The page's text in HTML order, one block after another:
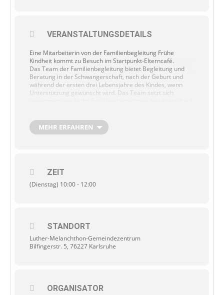
VERANSTALTUNGSDETAILS
Eine Mitarbeiterin von der Familienbegleitung Frühe
Kindheit kommt zu Besuch im Startpunkt-Elterncafé.
Das Team der Familienbegleitung bietet Begleitung und
Beratung in der Schwanger­schaft, nach der Geburt und
während der ersten drei Lebens­jahre des Kindes, wenn
Unter­stüt­zung gewünscht wird. Das Team setzt sich
tion, Beratung, Vermitt­lung zu Stellen, die weiter­hel­fen
können, Begleitung über einen begrenzten Zeitraum,
Aktuelle Informationen unter 0151/46780410 oder unter
MEHR ERFAHREN
ZEIT
(Dienstag) 10:00 - 12:00
STANDORT
Luther-Melanchthon-Gemeindezentrum
Bilfingerstr. 5, 76227 Karlsruhe
ORGANISATOR